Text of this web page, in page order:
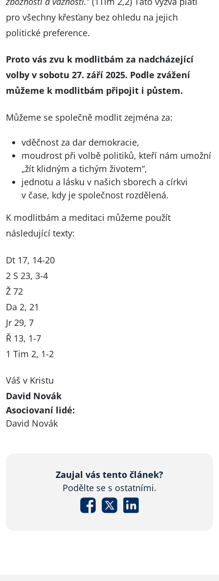
pro všechny křesťany bez ohledu na jejich
politické preference.
Proto vás zvu k modlitbám za nadcházející
volby v sobotu 27. září 2025. Podle zvážení
můžeme k modlitbám připojit i půstem.
Můžeme se společně modlit zejména za:
vděčnost za dar demokracie,
moudrost při volbě politiků, kteří nám umožní
„žít klidným a tichým životem“,
jednotu a lásku v našich sborech a církvi
v čase, kdy je společnost rozdělená.
K modlitbám a meditaci můžeme použít
následující texty:
Dt 17, 14-20
2 S 23, 3-4
Ž 72
Da 2, 21
Jr 29, 7
Ř 13, 1-7
1 Tim 2, 1-2
Váš v Kristu
David Novák
Asociovaní lidé:
David Novák
Zaujal vás tento článek?
Podělte se s ostatními.